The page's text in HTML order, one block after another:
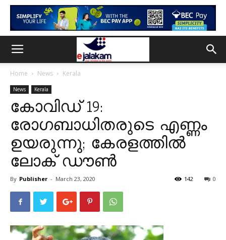
Home News Kerala
News Kerala
കോവിഡ് 19:
രോഗബാധിതരുടെ എണ്ണം
ഉയരുന്നു; കേരളത്തിൽ
ലോക് ഡൗണ്‍
By Publisher - March 23, 2020 0
142